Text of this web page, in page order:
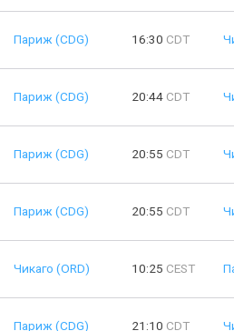
Париж (CDG) 16:30 CDT
Париж (CDG) 20:44 CDT
Париж (CDG) 20:55 CDT
Париж (CDG) 20:55 CDT
Чикаго (ORD) 10:25 CEST
Париж (CDG) 21:10 CDT